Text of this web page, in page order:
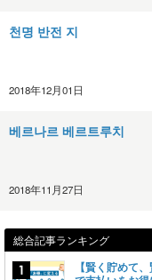
천명 반전 지
2018年12月01日
베르나르 베르트루치
2018年11月27日
総合記事ランキング
【賢く貯めて